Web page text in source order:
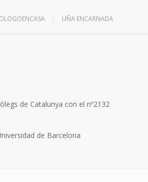
UÑA ENCARNADA
de Catalunya con el nº2132
de Barcelona